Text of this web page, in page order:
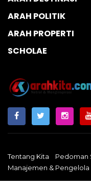
ARAH POLITIK
ARAH PROPERTI
SCHOLAE
Tentang Kita Pedoman
Manajemen & Pengelola